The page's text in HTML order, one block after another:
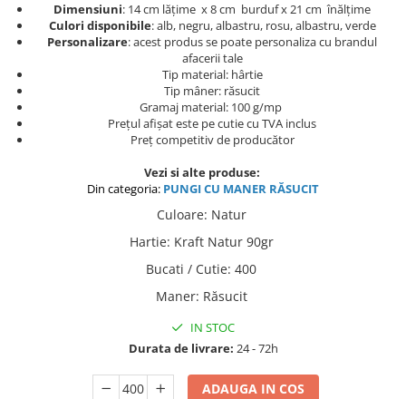
Dimensiuni: 14 cm lățime x 8 cm burduf x 21 cm înălțime
Culori disponibile: alb, negru, albastru, rosu, albastru, verde
Personalizare: acest produs se poate personaliza cu brandul
afacerii tale
Tip material: hârtie
Tip mâner: răsucit
Gramaj material: 100 g/mp
Prețul afișat este pe cutie cu TVA inclus
Preț competitiv de producător
Vezi si alte produse:
Din categoria: PUNGI CU MANER RĂSUCIT
Culoare: Natur
Hartie: Kraft Natur 90gr
Bucati / Cutie: 400
Maner: Răsucit
IN STOC
Durata de livrare: 24 - 72h
ADAUGA IN COS